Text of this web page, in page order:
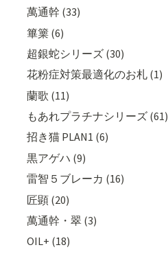
萬通幹 (33)
篳篥 (6)
超銀蛇シリーズ (30)
花粉症対策最適化のお札 (1)
蘭歌 (11)
もあれプラチナシリーズ (61)
招き猫 PLAN1 (6)
黒アゲハ (9)
雷智５ブレーカ (16)
匠顕 (20)
萬通幹・翠 (3)
OIL+ (18)